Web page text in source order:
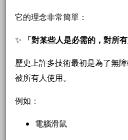
它的理念非常簡單：
✨ 「對某些人是必需的，對所
歷史上許多技術最初是為了無
被所有人使用。
例如：
電腦滑鼠